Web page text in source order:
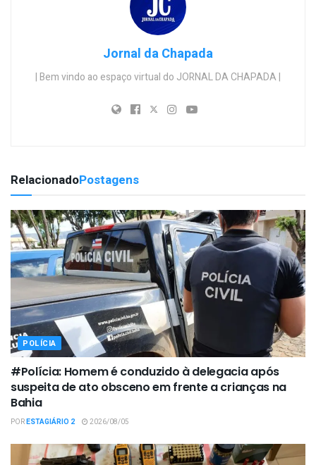
Jornal da Chapada
| Bem vindo ao espaço virtual do JORNAL DA CHAPADA |
RelacionadoPostagens
POLÍCIA
#Polícia: Homem é conduzido à delegacia após
suspeita de ato obsceno em frente a crianças na
Bahia
PORESTAGIÁRIO 2 2026/08/05